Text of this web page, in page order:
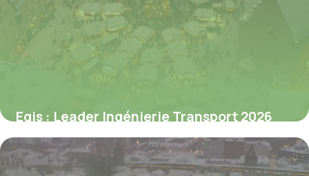
Egis : Leader Ingénierie Transport 2026
2 juillet 2026